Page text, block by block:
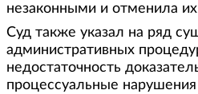
незаконными и отменила
Суд также указал на ряд
административных
недостаточность
процессуальные